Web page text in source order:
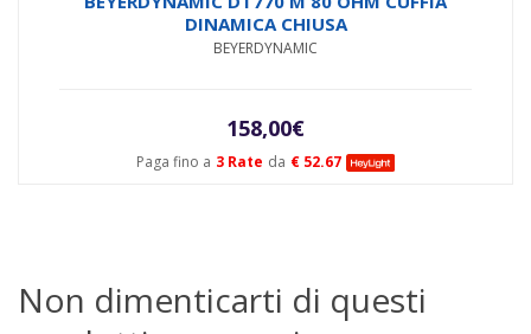
Paga fino a 3 Rate da € 52.67
DINAMICA CHIUSA
BEYERDYNAMIC
158,00€
Non dimenticarti di questi